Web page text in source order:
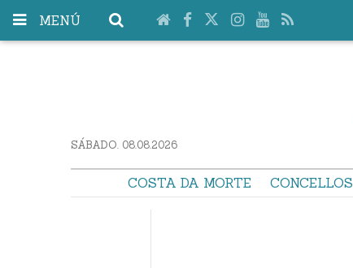
MENÚ
SÁBADO. 08.08.2026
COSTA DA MORTE CONCELLOS